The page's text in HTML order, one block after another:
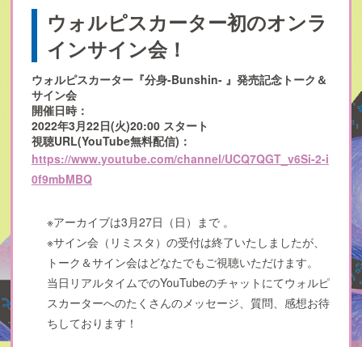
ウォルピスカーター初のオンラ
インサイン会！
ウォルピスカーター『分身-Bunshin- 』発売記念トーク＆
サイン会
開催日時：
2022年3月22日(火)20:00 スタート
視聴URL(YouTube無料配信)：
https://www.youtube.com/channel/UCQ7QGT_v6Si-2-i
0f9mbMBQ
※アーカイブは3月27日（日）まで 。
※サイン会（リミスタ）の受付は終了いたしましたが、
トーク＆サイン会はどなたでもご視聴いただけます。
当日リアルタイムでのYouTubeのチャットにてウォルピ
スカーターへのたくさんのメッセージ、質問、感想お待
ちしております！